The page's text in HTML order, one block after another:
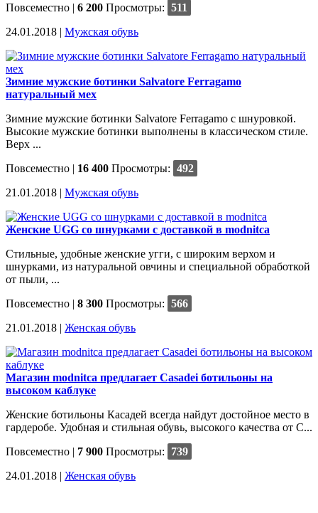
Повсеместно | 6 200 Просмотры: 511
24.01.2018 | Мужская обувь
Зимние мужские ботинки Salvatore Ferragamo
натуральный мех
Зимние мужские ботинки Salvatore Ferragamo с шнуровкой.
Высокие мужские ботинки выполнены в классическом стиле.
Верх ...
Повсеместно | 16 400 Просмотры: 492
21.01.2018 | Мужская обувь
Женские UGG со шнурками с доставкой в modnitca
Стильные, удобные женские угги, с широким верхом и
шнурками, из натуральной овчины и специальной обработкой
от пыли, ...
Повсеместно | 8 300 Просмотры: 566
21.01.2018 | Женская обувь
Магазин modnitca предлагает Casadei ботильоны на
высоком каблуке
Женские ботильоны Касадей всегда найдут достойное место в
гардеробе. Удобная и стильная обувь, высокого качества от C...
Повсеместно | 7 900 Просмотры:
739
24.01.2018 | Женская обувь